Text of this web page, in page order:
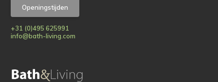
Openingstijden
+31 (0)495 625991
info@bath-living.com